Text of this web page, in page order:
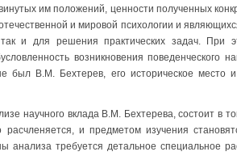
им положений, ценности полученных
и мировой психологии и
и для решения практических задач. При
возникновения поведенческого
был В.М. Бехтерев, его историческое место
научного вклада В.М. Бехтерева, состоит в
расчленяется, и предметом изучения
анализа требуется детальное специальное